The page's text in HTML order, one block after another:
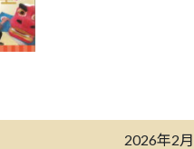
2026年2